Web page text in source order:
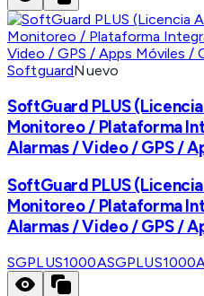
SoftguardNuevo
SoftGuard PLUS
Monitoreo / Plataforma
Alarmas / Video / GPS /
SoftGuard PLUS
Monitoreo / Plataforma
Alarmas / Video / GPS /
SGPLUS1000ASGPLUS1000A